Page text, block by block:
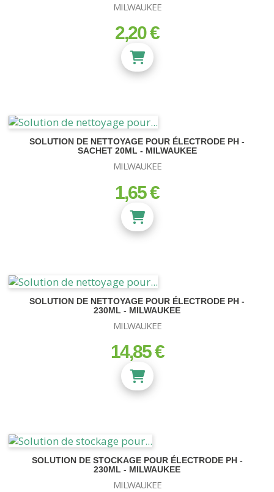
MILWAUKEE
prix
2,20 €
SOLUTION DE NETTOYAGE POUR ÉLECTRODE PH -
SACHET 20ML - MILWAUKEE
MILWAUKEE
prix
1,65 €
SOLUTION DE NETTOYAGE POUR ÉLECTRODE PH -
230ML - MILWAUKEE
MILWAUKEE
prix
14,85 €
SOLUTION DE STOCKAGE POUR ÉLECTRODE PH -
230ML - MILWAUKEE
MILWAUKEE